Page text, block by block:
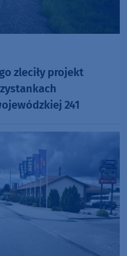
zleciły projekt
241